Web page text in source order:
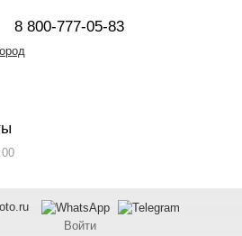
800-777-05-83
Войти